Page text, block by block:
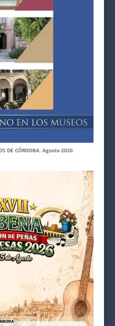
DE CÓRDOBA. Agosto 2026